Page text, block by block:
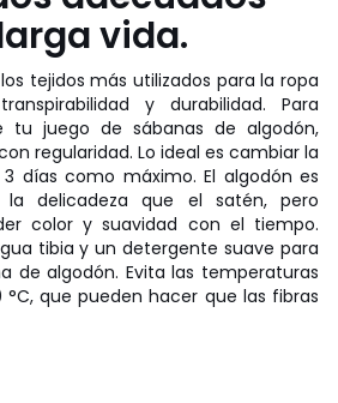
vida.
tejidos más utilizados para la ropa
y durabilidad. Para
tu juego de sábanas de algodón,
regularidad. Lo ideal es cambiar la
días como máximo. El algodón es
delicadeza que el satén, pero
color y suavidad con el tiempo.
tibia y un detergente suave para
de algodón. Evita las temperaturas
°C, que pueden hacer que las fibras